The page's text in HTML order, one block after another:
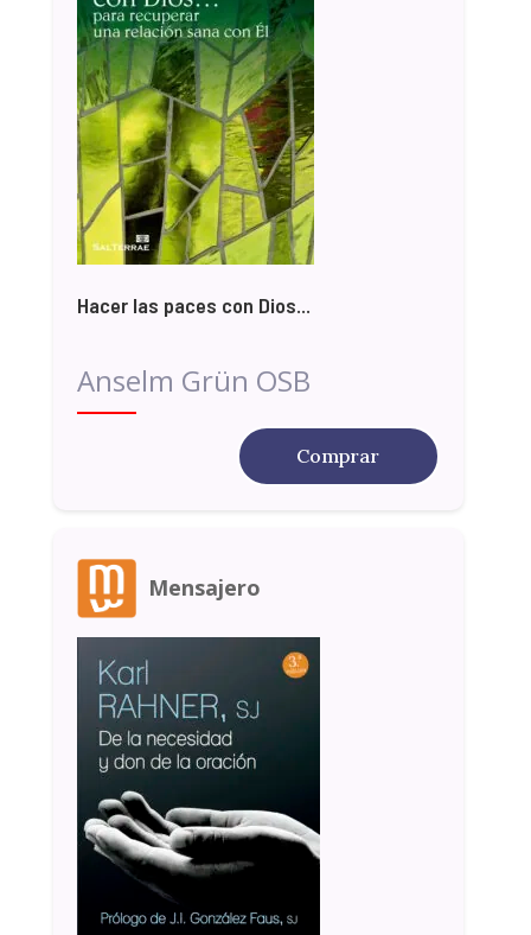
Hacer las paces con Dios...
Anselm Grün OSB
Comprar
Mensajero